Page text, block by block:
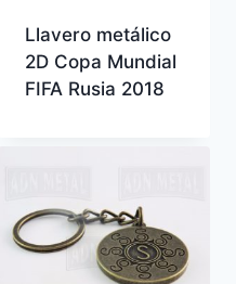
Llavero metálico
2D Copa Mundial
FIFA Rusia 2018